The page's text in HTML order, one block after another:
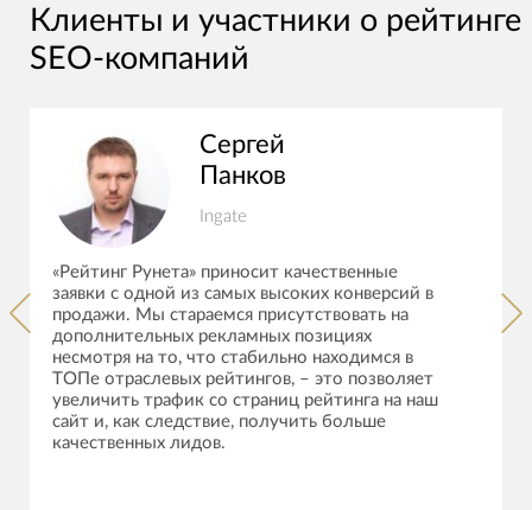
Клиенты и участники о рейтинге
SEO-компаний
Сергей
Панков
Ingate
«Рейтинг Рунета» приносит качественные
заявки с одной из самых высоких конверсий в
продажи. Мы стараемся присутствовать на
дополнительных рекламных позициях
несмотря на то, что стабильно находимся в
ТОПе отраслевых рейтингов, – это позволяет
увеличить трафик со страниц рейтинга на наш
сайт и, как следствие, получить больше
качественных лидов.